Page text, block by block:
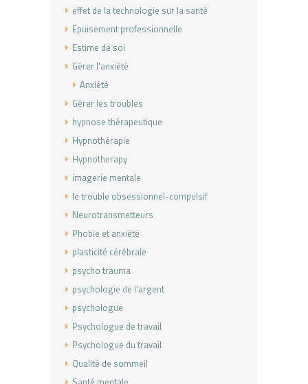
effet de la technologie sur la santé
Epuisement professionnelle
Estime de soi
Gérer l'anxiété
Anxiété
Gérer les troubles
hypnose thérapeutique
Hypnothérapie
Hypnotherapy
imagerie mentale
le trouble obsessionnel-compulsif
Neurotransmetteurs
Phobie et anxiété
plasticité cérébrale
psycho trauma
psychologie de l'argent
psychologue
Psychologue de travail
Psychologue du travail
Qualité de sommeil